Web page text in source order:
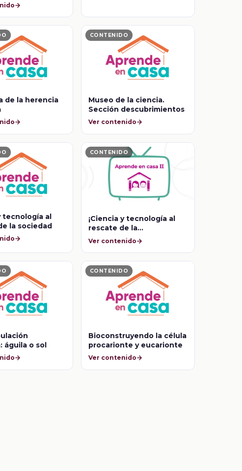
de la herencia
CONTENIDO
Museo de la ciencia.
Sección descubrimientos
Ver contenido
tecnología al
la sociedad
CONTENIDO
¡Ciencia y tecnología al
rescate de la
biodiversidad!
Ver contenido
águila o sol
CONTENIDO
Bioconstruyendo la célula
procarionte y eucarionte
Ver contenido